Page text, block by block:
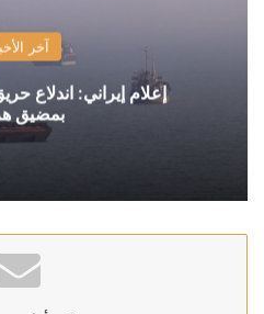
آخر
إعلام إيراني: اندلاع
بمضيق